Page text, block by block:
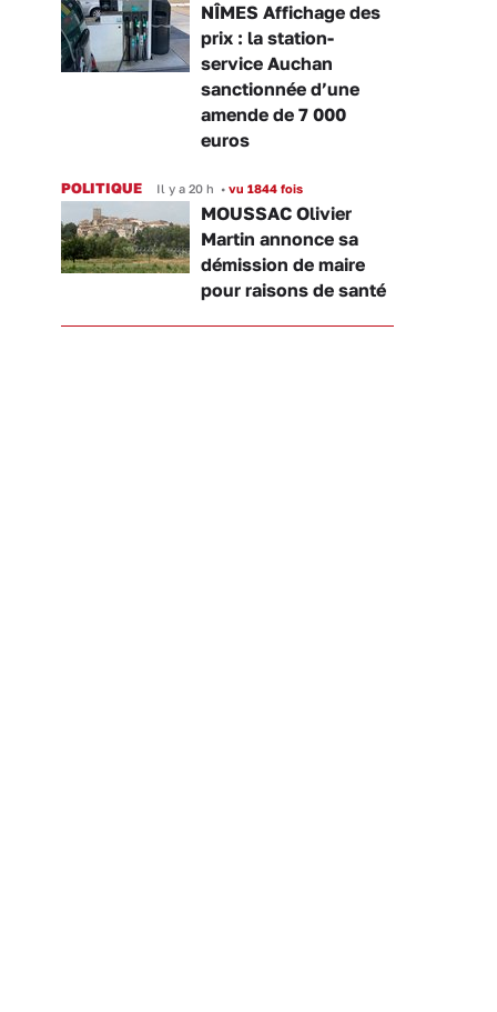
NÎMES Affichage des
prix : la station-
service Auchan
sanctionnée d’une
amende de 7 000
euros
POLITIQUE Il y a 20 h • vu 1844 fois
MOUSSAC Olivier
Martin annonce sa
démission de maire
pour raisons de santé